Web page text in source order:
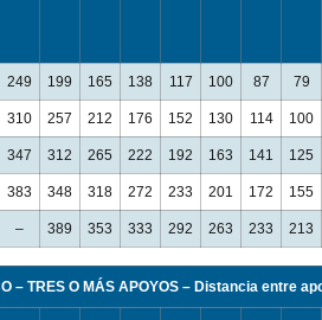
249 199 165 138 117 100 87 79
310 257 212 176 152 130 114 100
347 312 265 222 192 163 141 125
383 348 318 272 233 201 172 155
– 389 353 333 292 263 233 213
– TRES O MÁS APOYOS – Distancia entre